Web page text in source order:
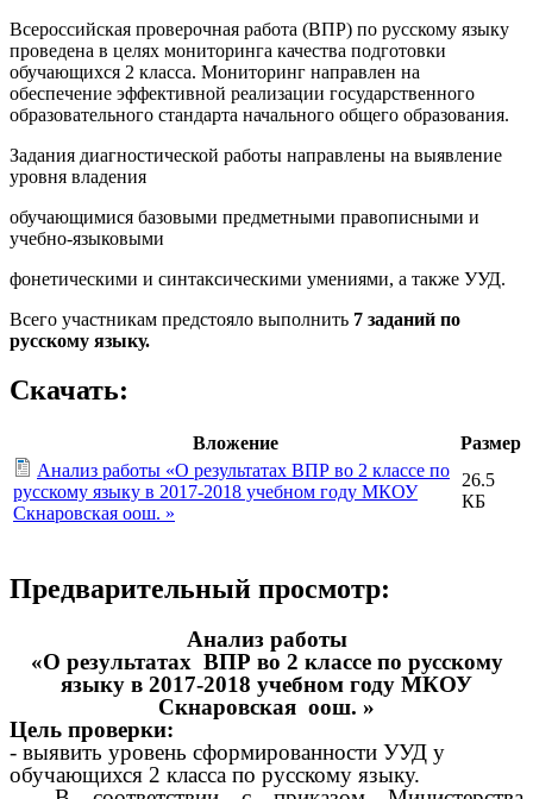
Всероссийская проверочная работа (ВПР) по русскому языку
проведена в целях мониторинга качества подготовки
обучающихся 2 класса. Мониторинг направлен на
обеспечение эффективной реализации государственного
образовательного стандарта начального общего образования.
Задания диагностической работы направлены на выявление
уровня владения
обучающимися базовыми предметными правописными и
учебно-языковыми
фонетическими и синтаксическими умениями, а также УУД.
Всего участникам предстояло выполнить 7 заданий по
русскому языку.
Скачать:
Вложение
Размер
Анализ работы «О результатах ВПР во 2 классе по
русскому языку в 2017-2018 учебном году МКОУ
Скнаровская оош. »
26.5
КБ
Предварительный просмотр:
Анализ работы
«О результатах ВПР во 2 классе по русскому
языку в 2017-2018 учебном году МКОУ
Скнаровская оош. »
Цель проверки:
- выявить уровень сформированности УУД у
обучающихся 2 класса по русскому языку.